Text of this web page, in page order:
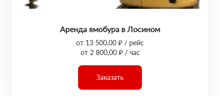
Аренда ямобура в Лосином
от 13 500,00 ₽ / рейс
от 2 800,00 ₽ / час
Заказать